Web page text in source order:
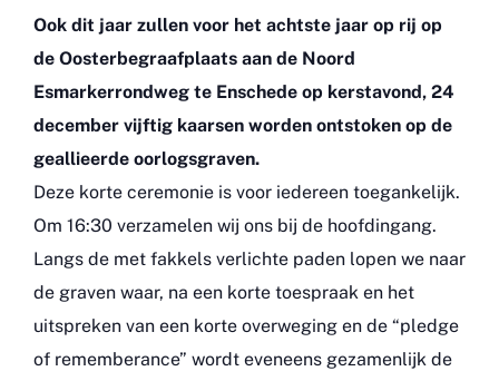
Ook dit jaar zullen voor het achtste jaar op rij op
de Oosterbegraafplaats aan de Noord
Esmarkerrondweg te Enschede op kerstavond, 24
december vijftig kaarsen worden ontstoken op de
geallieerde oorlogsgraven.
Deze korte ceremonie is voor iedereen toegankelijk.
Om 16:30 verzamelen wij ons bij de hoofdingang.
Langs de met fakkels verlichte paden lopen we naar
de graven waar, na een korte toespraak en het
uitspreken van een korte overweging en de “pledge
of rememberance” wordt eveneens gezamenlijk de